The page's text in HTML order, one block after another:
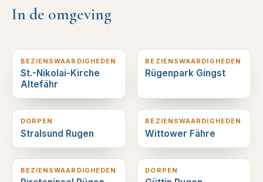
In de omgeving
BEZIENSWAARDIGHEDEN
St.-Nikolai-Kirche
Altefähr
BEZIENSWAARDIGHEDEN
Rügenpark Gingst
15 km verderop
DORPEN
Stralsund Rugen
20 km verderop
BEZIENSWAARDIGHEDEN
Wittower Fähre
20 km verderop
BEZIENSWAARDIGHEDEN
20 km verderop
DORPEN